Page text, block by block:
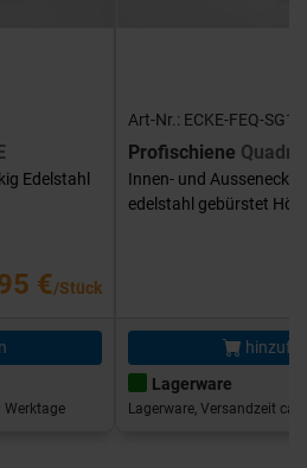
Edelstahl
€/Stück
Werktage
Art-Nr.: ECKE-FEQ-
Profischiene
Innen- und Aussenecke
edelstahl gebürstet
Lagerware
Lagerware, Versandzeit ca.